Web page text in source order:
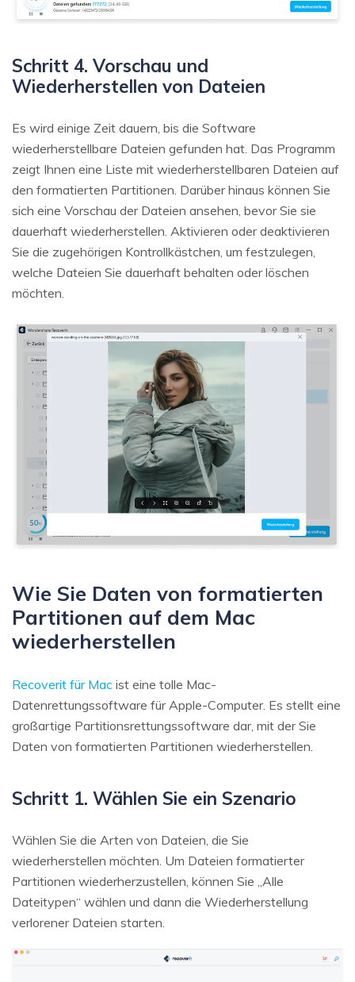
Schritt 4. Vorschau und
Wiederherstellen von Dateien
Es wird einige Zeit dauern, bis die Software
wiederherstellbare Dateien gefunden hat. Das Programm
zeigt Ihnen eine Liste mit wiederherstellbaren Dateien auf
den formatierten Partitionen. Darüber hinaus können Sie
sich eine Vorschau der Dateien ansehen, bevor Sie sie
dauerhaft wiederherstellen. Aktivieren oder deaktivieren
Sie die zugehörigen Kontrollkästchen, um festzulegen,
welche Dateien Sie dauerhaft behalten oder löschen
möchten.
Wie Sie Daten von formatierten
Partitionen auf dem Mac
wiederherstellen
Recoverit für Mac ist eine tolle Mac-
Datenrettungssoftware für Apple-Computer. Es stellt eine
großartige Partitionsrettungssoftware dar, mit der Sie
Daten von formatierten Partitionen wiederherstellen.
Schritt 1. Wählen Sie ein Szenario
Wählen Sie die Arten von Dateien, die Sie
wiederherstellen möchten. Um Dateien formatierter
Partitionen wiederherzustellen, können Sie „Alle
Dateitypen“ wählen und dann die Wiederherstellung
verlorener Dateien starten.